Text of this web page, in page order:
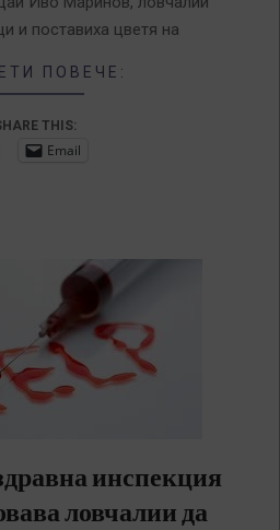
и поставиха цветя на
ПОВЕЧЕ:
THIS:
Email
инспекция
ловчалии да